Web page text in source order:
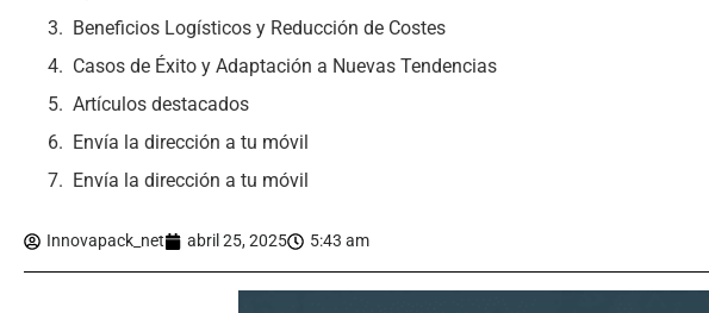
Beneficios Logísticos y Reducción de Costes
Casos de Éxito y Adaptación a Nuevas Tendencias
Artículos destacados
Envía la dirección a tu móvil
Envía la dirección a tu móvil
Innovapack_net abril 25, 2025 5:43 am